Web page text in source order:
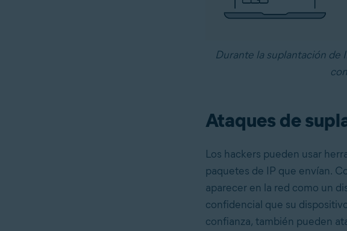
Durante la suplantación de
Ataques de
Los hackers pueden usar
paquetes de IP que envían.
aparecer en la red como un
confidencial que su
confianza, también pueden